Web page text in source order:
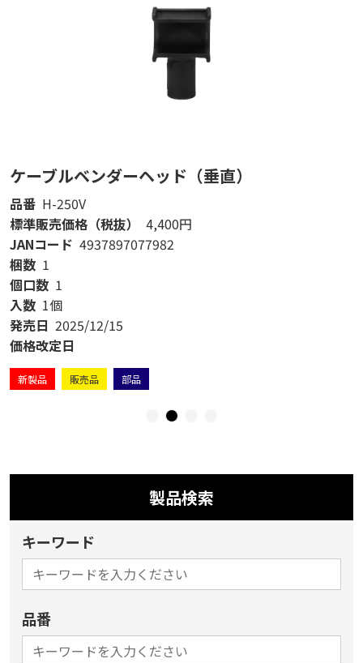
ケーブルベンダーヘッド（垂直）
品番 H-250V
標準販売価格（税抜）
4,400円
JANコード 4937897077982
梱数 1
個口数 1
入数 1個
発売日 2025/12/15
価格改定日
新製品 販売品 部品
製品検索
キーワード
品番